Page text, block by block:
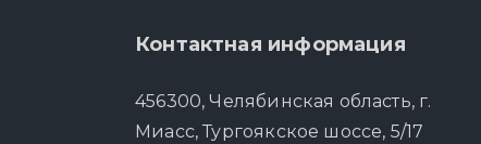
Контактная информация
456300, Челябинская область, г.
Миасс, Тургоякское шоссе, 5/17